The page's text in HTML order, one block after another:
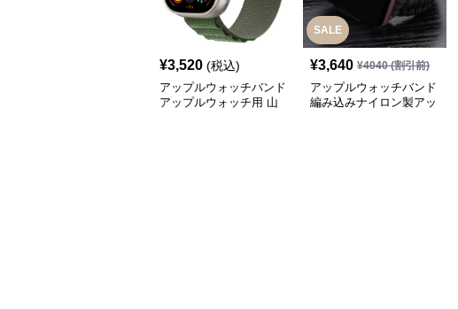
¥3,520 (税込)
アップルウォッチバンド
アップルウォッチ用 山
SALE
¥3,640 ¥4040(割引前)
アップルウォッチバンド
編み込みナイロン製アッ